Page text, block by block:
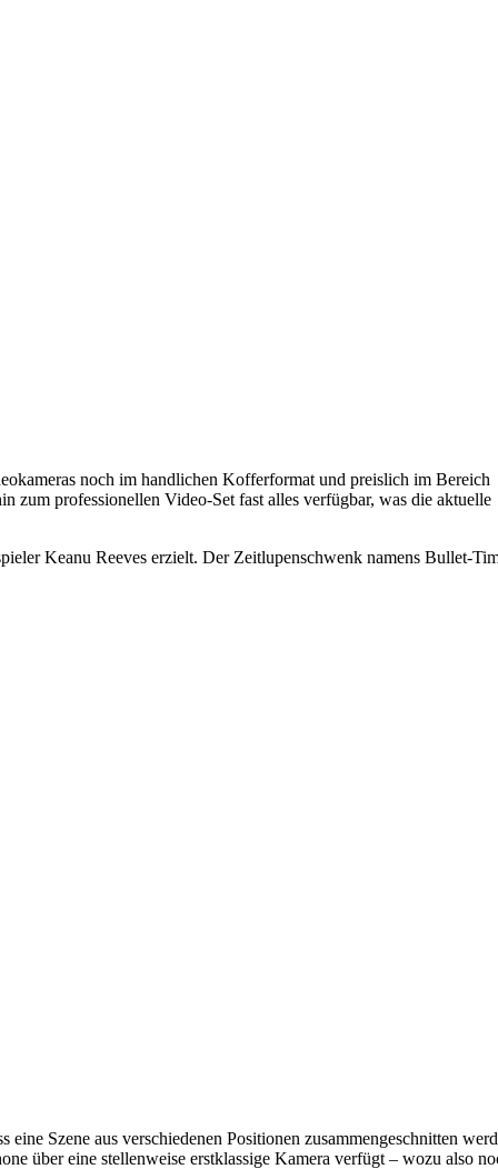
noch im handlichen Kofferformat und preislich im Bereich
zum professionellen Video-Set fast alles verfügbar, was die aktuelle
Keanu Reeves erzielt. Der Zeitlupenschwenk namens Bullet-
Szene aus verschiedenen Positionen zusammengeschnitten
über eine stellenweise erstklassige Kamera verfügt – wozu also